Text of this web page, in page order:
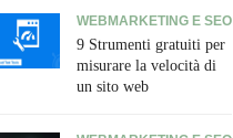
WEBMARKETING E SEO
9 Strumenti gratuiti per
misurare la velocità di
un sito web